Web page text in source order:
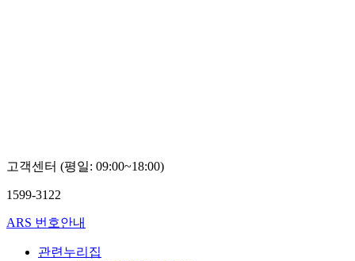
고객센터 (평일: 09:00~18:00)
1599-3122
ARS 번호안내
관련누리집